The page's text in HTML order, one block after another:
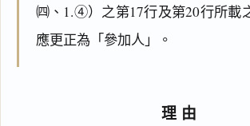
㈣、1.④）之第17行及第20行所載
應更正為「參加人」。
理由